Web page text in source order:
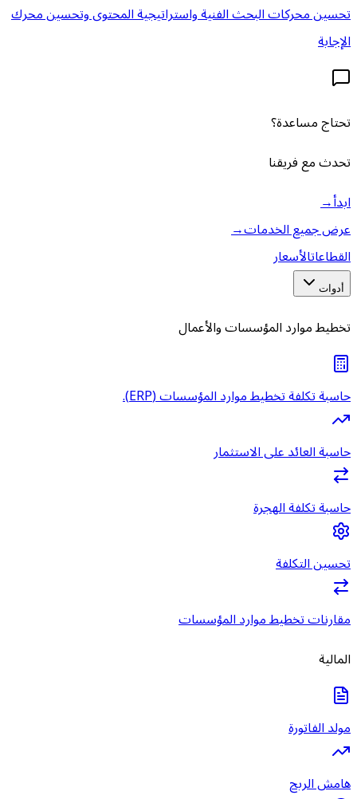
تحسين محركات البحث الفنية واستراتيجية المحتوى وتحسين محرك
الإجابة
تحتاج مساعدة؟
تحدث مع فريقنا
ابدأ→
عرض جميع الخدمات→
القطاعاتالأسعار
أدوات
تخطيط موارد المؤسسات والأعمال
حاسبة تكلفة تخطيط موارد المؤسسات (ERP).
حاسبة العائد على الاستثمار
حاسبة تكلفة الهجرة
تحسين التكلفة
مقارنات تخطيط موارد المؤسسات
المالية
مولد الفاتورة
هامش الربح